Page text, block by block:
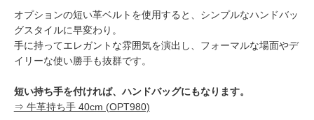
オプションの短い革ベルトを使用すると、シンプルなハンドバッ
グスタイルに早変わり。
手に持ってエレガントな雰囲気を演出し、フォーマルな場面やデ
イリーな使い勝手も抜群です。
短い持ち手を付ければ、ハンドバッグにもなります。
⇒ 牛革持ち手 40cm (OPT980)